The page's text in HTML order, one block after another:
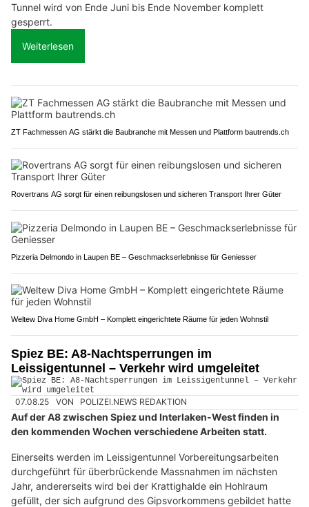
Tunnel wird von Ende Juni bis Ende November komplett
gesperrt.
Weiterlesen
ZT Fachmessen AG stärkt die Baubranche mit Messen und Plattform bautrends.ch
Rovertrans AG sorgt für einen reibungslosen und sicheren Transport Ihrer Güter
Pizzeria Delmondo in Laupen BE – Geschmackserlebnisse für Geniesser
Weltew Diva Home GmbH – Komplett eingerichtete Räume für jeden Wohnstil
Spiez BE: A8-Nachtsperrungen im
Leissigentunnel – Verkehr wird umgeleitet
07.08.25 VON POLIZEI.NEWS REDAKTION
Auf der A8 zwischen Spiez und Interlaken-West finden in
den kommenden Wochen verschiedene Arbeiten statt.
Einerseits werden im Leissigentunnel Vorbereitungsarbeiten
durchgeführt für überbrückende Massnahmen im nächsten
Jahr, andererseits wird bei der Krattighalde ein Hohlraum
gefüllt, der sich aufgrund des Gipsvorkommens gebildet hatte